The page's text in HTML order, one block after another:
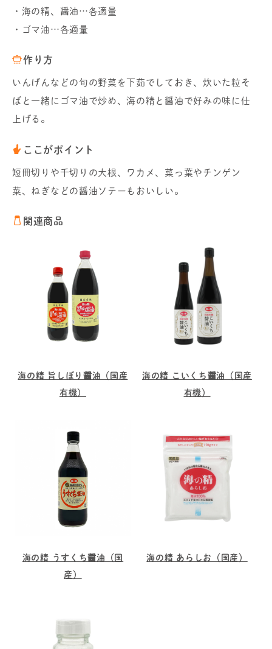
・海の精、醤油…各適量
・ゴマ油…各適量
作り方
いんげんなどの旬の野菜を下茹でしておき、炊いた粒そ
ばと一緒にゴマ油で炒め、海の精と醤油で好みの味に仕
上げる。
ここがポイント
短冊切りや千切りの大根、ワカメ、菜っ葉やチンゲン
菜、ねぎなどの醤油ソテーもおいしい。
関連商品
海の精 旨しぼり醤油（国産
有機）
海の精 こいくち醤油（国産
有機）
海の精 うすくち醤油（国
産）
海の精 あらしお（国産）